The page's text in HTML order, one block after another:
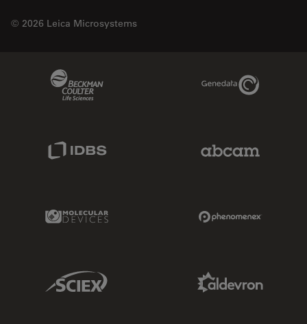
© 2026 Leica Microsystems
Genedata Link
Molecular Devices Link
Sciex Link